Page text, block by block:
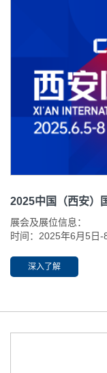
2025中国（西安）
展会及展位信息：
时间：2025年6月5日-
主题：“硬科技·新智
深入了解